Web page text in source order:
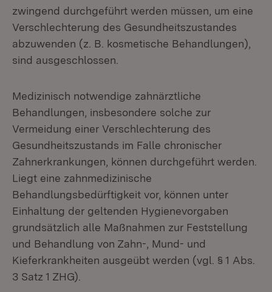
zwingend durchgeführt werden müssen, um eine
Verschlechterung des Gesundheitszustandes
abzuwenden (z. B. kosmetische Behandlungen),
sind ausgeschlossen.
Medizinisch notwendige zahnärztliche
Behandlungen, insbesondere solche zur
Vermeidung einer Verschlechterung des
Gesundheitszustands im Falle chronischer
Zahnerkrankungen, können durchgeführt werden.
Liegt eine zahnmedizinische
Behandlungsbedürftigkeit vor, können unter
Einhaltung der geltenden Hygienevorgaben
grundsätzlich alle Maßnahmen zur Feststellung
und Behandlung von Zahn-, Mund- und
Kieferkrankheiten ausgeübt werden (vgl. § 1 Abs.
3 Satz 1 ZHG).